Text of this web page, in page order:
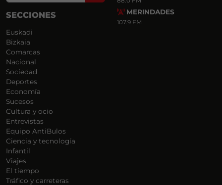
SECCIONES
Euskadi
Bizkaia
Comarcas
Nacional
Sociedad
Deportes
Economía
Sucesos
Cultura y ocio
Entrevistas
Equipo AntiBulos
Ciencia y tecnología
Infantil
Viajes
El tiempo
Tráfico y carreteras
MERINDADES
107.9 FM